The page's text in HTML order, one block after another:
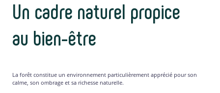
Un cadre naturel propice
au bien-être
La forêt constitue un environnement particulièrement apprécié pour son
calme, son ombrage et sa richesse naturelle.